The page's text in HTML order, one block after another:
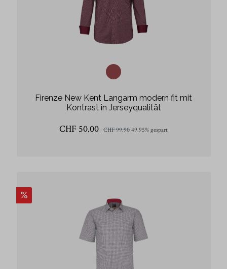
Firenze New Kent Langarm modern fit mit
Kontrast in Jerseyqualität
CHF 50.00 CHF 99.90 49.95% gespart
%